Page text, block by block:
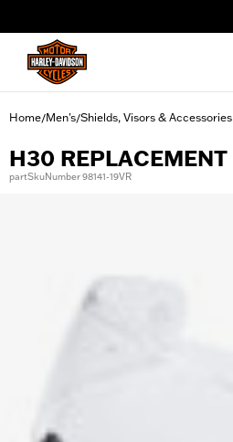
Home/Men's/Shields, Visors & Accessories
H30
partSkuNumber 98141-19VR